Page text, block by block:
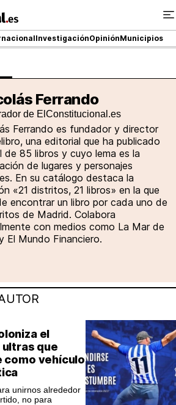
InvestigaciónOpiniónMunicipios
TV
+
Ferrando
de ElConstitucional.es
Ferrando es fundador y director
una editorial que ha publicado
de 85 libros y cuyo lema es la
de lugares y personajes
En su catálogo destaca la
«21 distritos, 21 libros» en la que
encontrar un libro por cada uno de
de Madrid. Colabora
con medios como La Mar de
El Mundo Financiero.
el
que
como vehículo
unirnos alrededor
no para